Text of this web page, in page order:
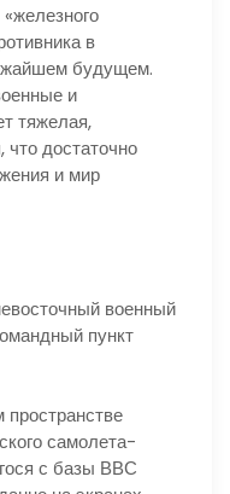
в
будущем.
и
тяжелая,
что достаточно
и мир
военный
пункт
самолета-
с базы ВВС